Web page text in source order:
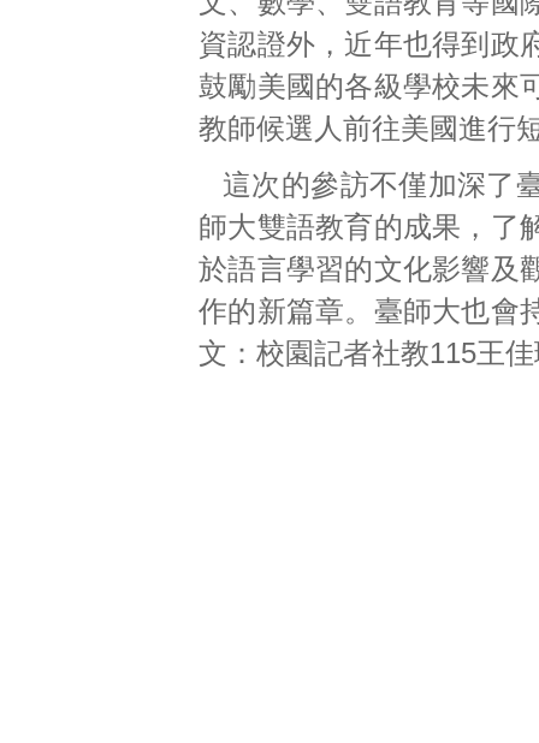
資認證外，近年也得到政
鼓勵美國的各級學校未來
教師候選人前往美國進行
這次的參訪不僅加深了
師大雙語教育的成果，了
於語言學習的文化影響及
作的新篇章。臺師大也會
文：校園記者社教115王